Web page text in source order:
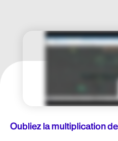
Oubliez la multiplication